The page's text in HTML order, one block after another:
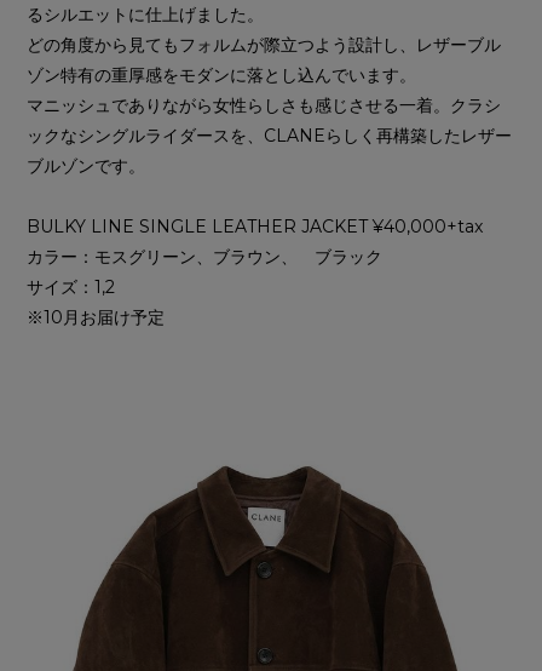
るシルエットに仕上げました。
どの角度から見てもフォルムが際立つよう設計し、レザーブル
ゾン特有の重厚感をモダンに落とし込んでいます。
マニッシュでありながら女性らしさも感じさせる一着。クラシ
ックなシングルライダースを、CLANEらしく再構築したレザー
ブルゾンです。
BULKY LINE SINGLE LEATHER JACKET ¥40,000+tax
カラー：モスグリーン、ブラウン、 ブラック
サイズ：1,2
※10月お届け予定